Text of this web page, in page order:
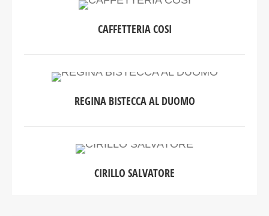
CAFFETTERIA COSI
REGINA BISTECCA AL DUOMO
CIRILLO SALVATORE